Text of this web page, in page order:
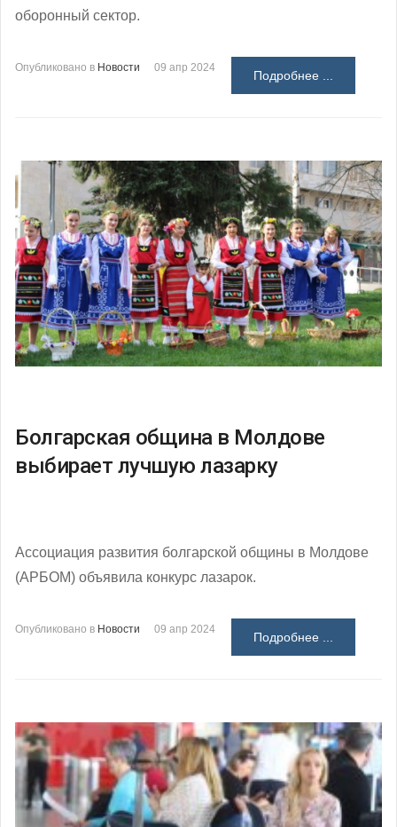
оборонный сектор.
Опубликовано в Новости 09 апр 2024
Подробнее ...
Болгарская община в Молдове
выбирает лучшую лазарку
Ассоциация развития болгарской общины в Молдове
(АРБОМ) объявила конкурс лазарок.
Опубликовано в Новости 09 апр 2024
Подробнее ...